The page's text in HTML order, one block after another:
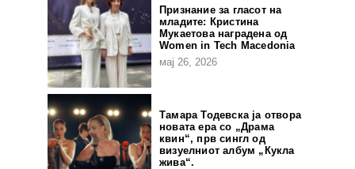
Признание за гласот на
младите: Кристина
Мукаетова наградена од
Women in Tech Macedonia
мај 26, 2026
Тамара Тодевска ја отвора
новата ера со „Драма
квин“, прв сингл од
визуелниот албум „Кукла
жива“.